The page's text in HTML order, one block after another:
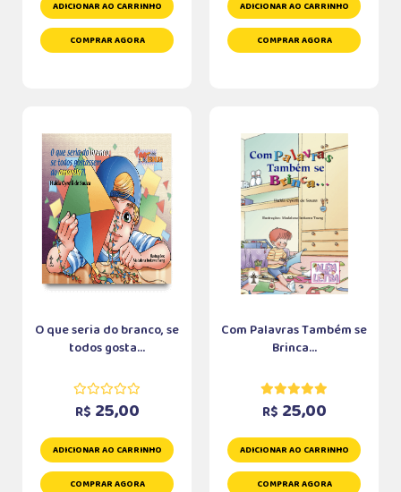
ADICIONAR AO CARRINHO
COMPRAR AGORA
ADICIONAR AO CARRINHO
COMPRAR AGORA
O que seria do branco, se
todos gosta...
R$ 25,00
ADICIONAR AO CARRINHO
COMPRAR AGORA
Com Palavras Também se
Brinca...
R$ 25,00
ADICIONAR AO CARRINHO
COMPRAR AGORA